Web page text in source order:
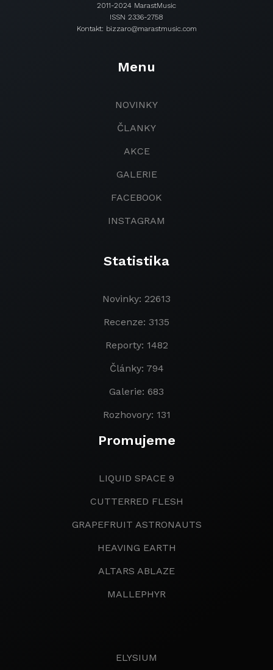
2011-2024 MarastMusic
ISSN 2336-2758
Kontakt: bizzaro@marastmusic.com
Menu
NOVINKY
ČLANKY
AKCE
GALERIE
FACEBOOK
INSTAGRAM
Statistika
Novinky: 22613
Recenze: 3135
Reporty: 1482
Články: 794
Galerie: 683
Rozhovory: 131
Promujeme
LIQUID SPACE 9
CUTTERRED FLESH
GRAPEFRUIT ASTRONAUTS
HEAVING EARTH
ALTARS ABLAZE
MALLEPHYR
ELYSIUM